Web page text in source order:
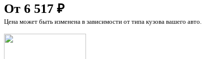
От 6 517 ₽
Цена может быть изменена в зависимости от типа кузова вашего авто.